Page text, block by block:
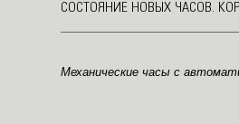
СОСТОЯНИЕ НОВЫХ ЧАСОВ.
Механические часы с